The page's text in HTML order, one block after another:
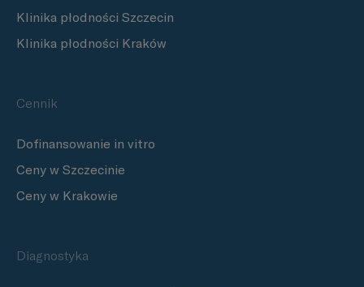
Klinika płodności Szczecin
Klinika płodności Kraków
Cennik
Dofinansowanie in vitro
Ceny w Szczecinie
Ceny w Krakowie
Diagnostyka